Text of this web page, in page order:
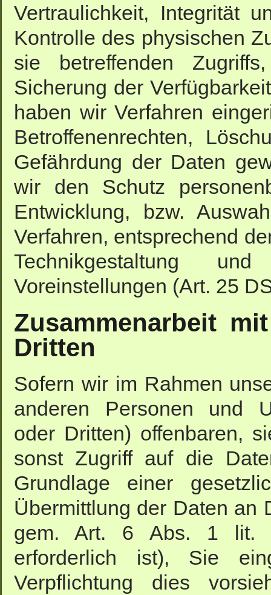
Vertraulichkeit, Integrität
Kontrolle des physischen
sie betreffenden
Sicherung der
haben wir Verfahren
Betroffenenrechten,
Gefährdung der Daten
wir den Schutz
Entwicklung, bzw.
Verfahren, entsprechend
Technikgestaltung
Voreinstellungen (Art. 25
Zusammenarbeit
Dritten
Sofern wir im Rahmen
anderen Personen und
oder Dritten) offenbaren,
sonst Zugriff auf die
Grundlage einer
Übermittlung der Daten an
gem. Art. 6 Abs. 1 lit.
erforderlich ist), Sie
Verpflichtung dies